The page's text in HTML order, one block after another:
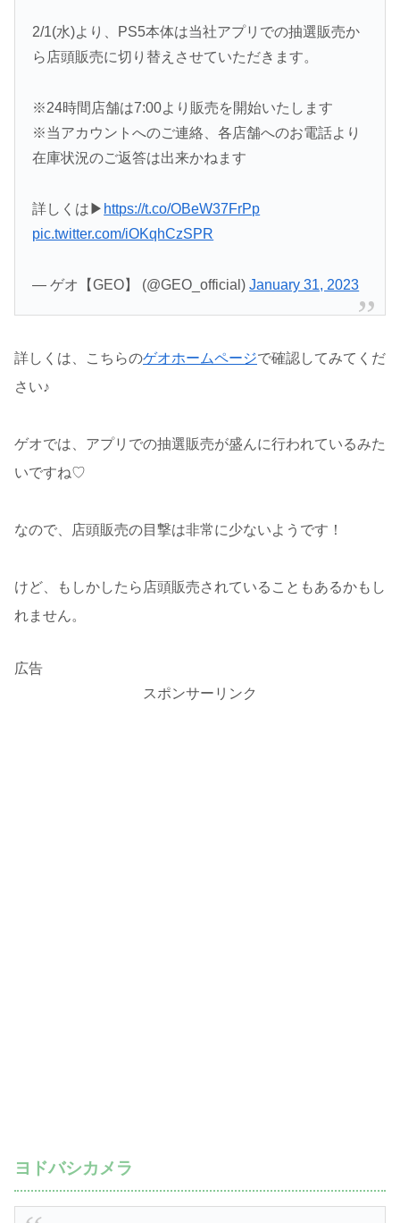
2/1(水)より、PS5本体は当社アプリでの抽選販売か
ら店頭販売に切り替えさせていただきます。
※24時間店舗は7:00より販売を開始いたします
※当アカウントへのご連絡、各店舗へのお電話より
在庫状況のご返答は出来かねます
詳しくは▶ https://t.co/OBeW37FrPp
pic.twitter.com/iOKqhCzSPR
— ゲオ【GEO】 (@GEO_official)January 31, 2023
詳しくは、こちらのゲオホームページで確認してみてくだ
さい♪
ゲオでは、アプリでの抽選販売が盛んに行われているみた
いですね♡
なので、店頭販売の目撃は非常に少ないようです！
けど、もしかしたら店頭販売されていることもあるかもし
れません。
広告
スポンサーリンク
ヨドバシカメラ